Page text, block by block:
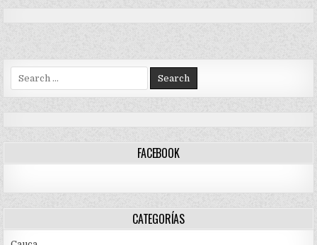
Search
for:
FACEBOOK
CATEGORÍAS